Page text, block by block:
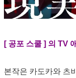
[ 공포 스쿨 ] 의 TV
본작은 카도카와 츠